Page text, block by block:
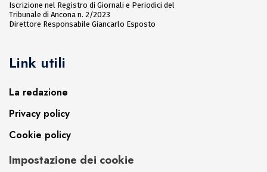
Iscrizione nel Registro di Giornali e Periodici del
Tribunale di Ancona n. 2/2023
Direttore Responsabile Giancarlo Esposto
Link utili
La redazione
Privacy policy
Cookie policy
Impostazione dei cookie